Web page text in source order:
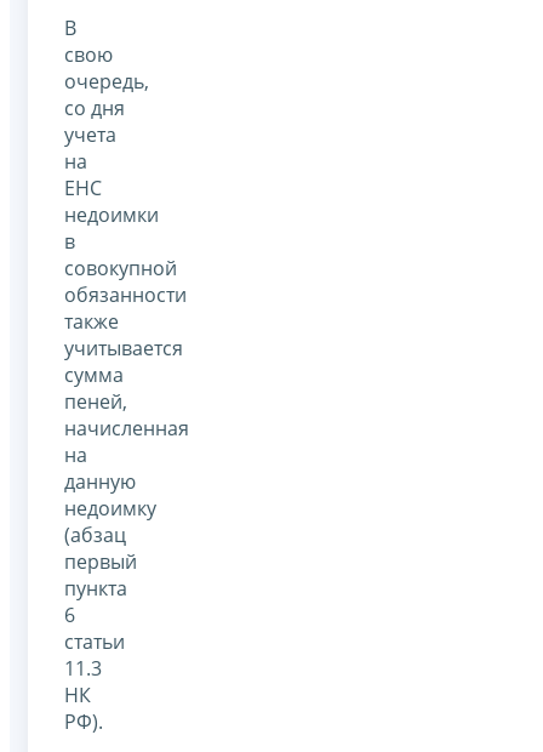
В
свою
очередь,
со дня
учета
на
ЕНС
недоимки
в
совокупной
обязанности
также
учитывается
сумма
пеней,
начисленная
на
данную
недоимку
(абзац
первый
пункта
6
статьи
11.3
НК
РФ).